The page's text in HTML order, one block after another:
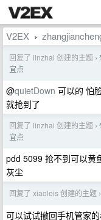
V2EX ›
回复了 linzhai 创建的主题 ›
宜点
@quietDown 可以的 怕
就抢到了
回复了 linzhai 创建的主题 ›
宜点
pdd 5099 抢不到可以黄
灰尘
回复了 xiaoleis 创建的主题 ›
可以试试撤回手机管家